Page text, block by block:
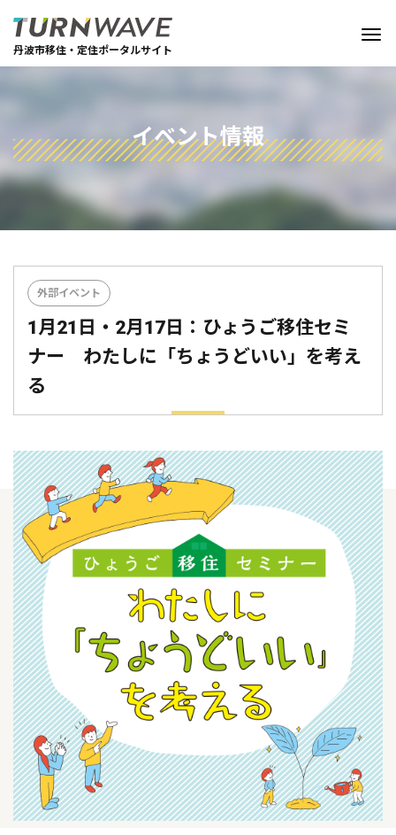
丹波市移住・定住ポータルサイト
イベント情報
外部イベント
1月21日・2月17日：ひょうご移住セミ
ナー わたしに「ちょうどいい」を考え
る